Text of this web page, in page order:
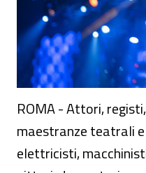
ROMA - Attori,
maestranze teatrali
elettricisti,